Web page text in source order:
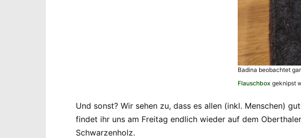
Badina beobachtet
Flauschbox geknipst
Und sonst? Wir sehen zu, dass es allen (inkl. Menschen)
findet ihr uns am Freitag endlich wieder auf dem
Schwarzenholz.